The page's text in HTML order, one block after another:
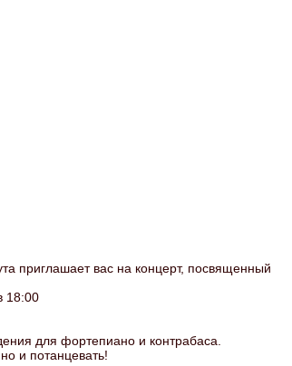
приглашает вас на концерт, посвященный
18:00
для фортепиано и контрабаса.
и потанцевать!